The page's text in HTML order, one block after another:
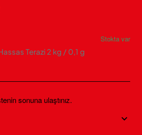
Stokta var
Terazi 2 kg / 0,1 g
sonuna ulaştınız.